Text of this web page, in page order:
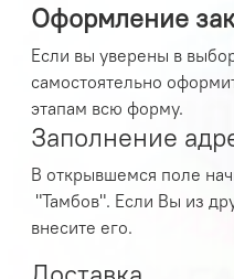
Оформление
Если вы уверены в
самостоятельно
этапам всю форму.
Заполнение
В открывшемся поле
"Тамбов". Если Вы из
внесите его.